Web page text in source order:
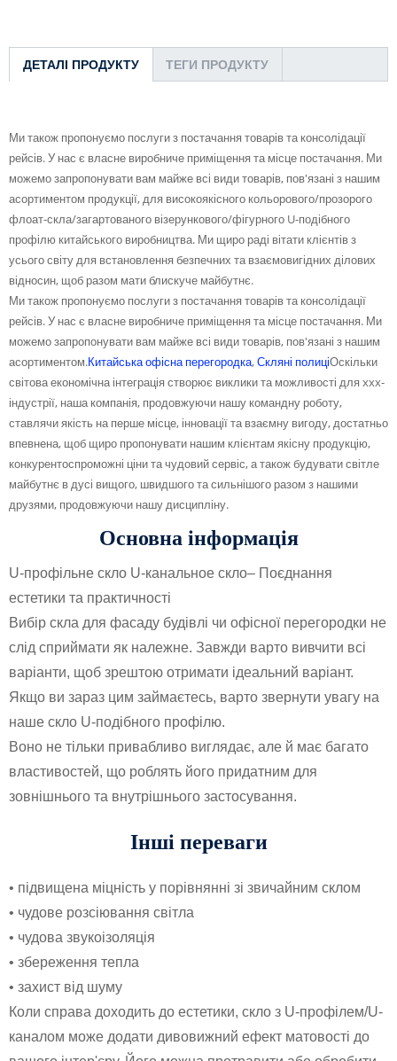
ДЕТАЛІ ПРОДУКТУ ТЕГИ ПРОДУКТУ
Ми також пропонуємо послуги з постачання товарів та консолідації
рейсів. У нас є власне виробниче приміщення та місце постачання. Ми
можемо запропонувати вам майже всі види товарів, пов'язані з нашим
асортиментом продукції, для високоякісного кольорового/прозорого
флоат-скла/загартованого візерункового/фігурного U-подібного
профілю китайського виробництва. Ми щиро раді вітати клієнтів з
усього світу для встановлення безпечних та взаємовигідних ділових
відносин, щоб разом мати блискуче майбутнє.
Ми також пропонуємо послуги з постачання товарів та консолідації
рейсів. У нас є власне виробниче приміщення та місце постачання. Ми
можемо запропонувати вам майже всі види товарів, пов'язані з нашим
асортиментом.Китайська офісна перегородка,Скляні полиціОскільки
світова економічна інтеграція створює виклики та можливості для xxx-
індустрії, наша компанія, продовжуючи нашу командну роботу,
ставлячи якість на перше місце, інновації та взаємну вигоду, достатньо
впевнена, щоб щиро пропонувати нашим клієнтам якісну продукцію,
конкурентоспроможні ціни та чудовий сервіс, а також будувати світле
майбутнє в дусі вищого, швидшого та сильнішого разом з нашими
друзями, продовжуючи нашу дисципліну.
Основна інформація
U-профільне скло U-канальное скло– Поєднання
естетики та практичності
Вибір скла для фасаду будівлі чи офісної перегородки не
слід сприймати як належне. Завжди варто вивчити всі
варіанти, щоб зрештою отримати ідеальний варіант.
Якщо ви зараз цим займаєтесь, варто звернути увагу на
наше скло U-подібного профілю.
Воно не тільки привабливо виглядає, але й має багато
властивостей, що роблять його придатним для
зовнішнього та внутрішнього застосування.
Інші переваги
• підвищена міцність у порівнянні зі звичайним склом
• чудове розсіювання світла
• чудова звукоізоляція
• збереження тепла
• захист від шуму
Коли справа доходить до естетики, скло з U-профілем/U-
каналом може додати дивовижний ефект матовості до